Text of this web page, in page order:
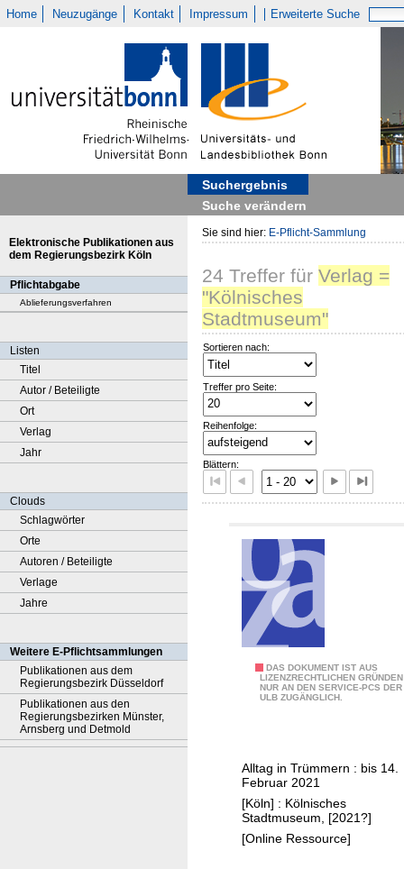
Home Neuzugänge Kontakt Impressum Erweiterte Suche
Suchergebnis
Suche verändern
Elektronische Publikationen aus
dem Regierungsbezirk Köln
Pflichtabgabe
Ablieferungsverfahren
Listen
Titel
Autor / Beteiligte
Ort
Verlag
Jahr
Clouds
Schlagwörter
Orte
Autoren / Beteiligte
Verlage
Jahre
Weitere E-Pflichtsammlungen
Publikationen aus dem
Regierungsbezirk Düsseldorf
Publikationen aus den
Regierungsbezirken Münster,
Arnsberg und Detmold
Sie sind hier: E-Pflicht-Sammlung
24 Treffer für Verlag =
"Kölnisches
Stadtmuseum"
Sortieren nach:
Treffer pro Seite:
Reihenfolge:
Blättern:
DAS DOKUMENT IST AUS
LIZENZRECHTLICHEN GRÜNDEN
NUR AN DEN SERVICE-PCS DER
ULB ZUGÄNGLICH.
9
4
5
Alltag in Trümmern : bis 14.
Februar 2021
[Köln] : Kölnisches
Stadtmuseum, [2021?]
[Online Ressource]